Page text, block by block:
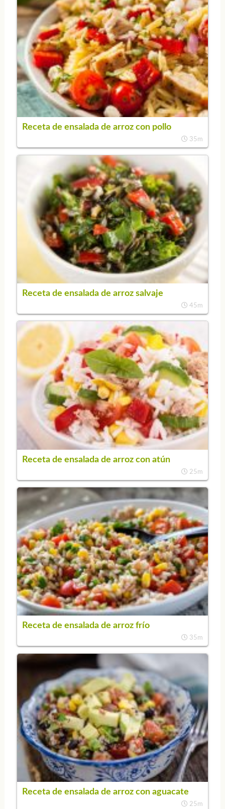
Receta de ensalada de arroz con pollo
35m
Receta de ensalada de arroz salvaje
45m
Receta de ensalada de arroz con atún
25m
Receta de ensalada de arroz frío
35m
Receta de ensalada de arroz con aguacate
25m